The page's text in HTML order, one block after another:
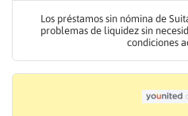
Los préstamos sin nómina de
problemas de liquidez sin
condiciones